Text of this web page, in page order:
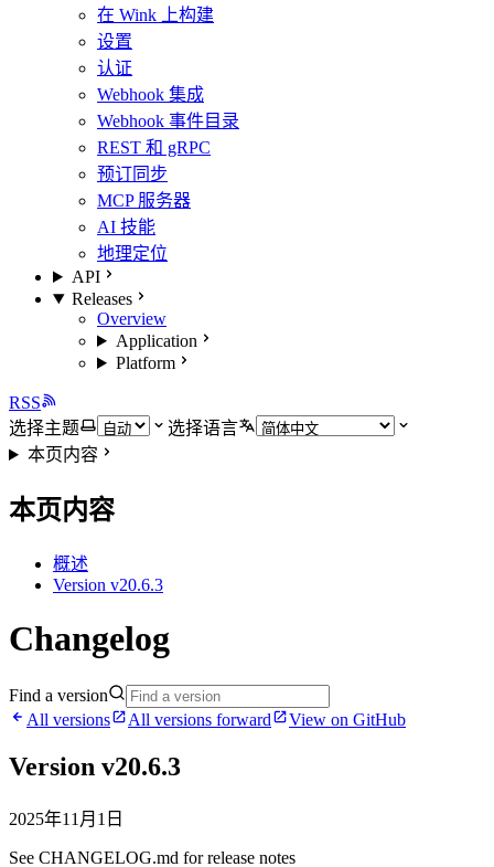
在 Wink 上构建
设置
认证
Webhook 集成
Webhook 事件目录
REST 和 gRPC
预订同步
MCP 服务器
AI 技能
地理定位
API
Releases
Overview
Application
Platform
RSS
选择主题
选择语言
本页内容
本页内容
概述
Version v20.6.3
Changelog
Find a version
All versions
All versions forward View on GitHub
Version v20.6.3
2025年11月1日
See CHANGELOG.md for release notes